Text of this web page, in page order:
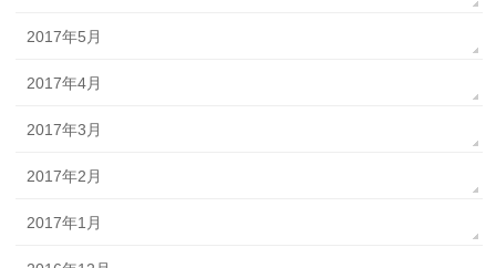
2017年5月
2017年4月
2017年3月
2017年2月
2017年1月